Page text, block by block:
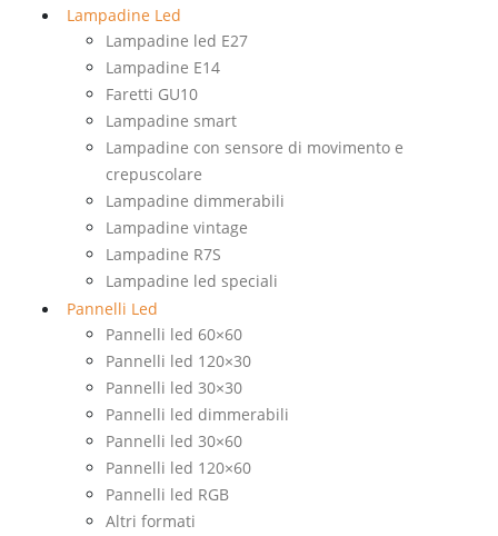
Lampadine Led
Lampadine led E27
Lampadine E14
Faretti GU10
Lampadine smart
Lampadine con sensore di movimento e
crepuscolare
Lampadine dimmerabili
Lampadine vintage
Lampadine R7S
Lampadine led speciali
Pannelli Led
Pannelli led 60×60
Pannelli led 120×30
Pannelli led 30×30
Pannelli led dimmerabili
Pannelli led 30×60
Pannelli led 120×60
Pannelli led RGB
Altri formati